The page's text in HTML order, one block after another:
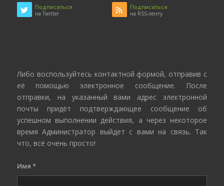
Подписаться
на Twitter
Подписаться
на RSS-ленту
Либо воспользуйтесь контактной формой, отправив с
её помощью электронное сообщение. После
отправки, на указанный вами адрес электронной
почты придёт подтверждающее сообщение об
успешном выполнении действия, а через некоторое
время Администратор выйдет с вами на связь. Так
что, всё очень просто!
Имя *